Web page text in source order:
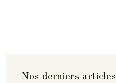
Nos derniers articles